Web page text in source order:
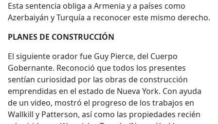
Esta sentencia obliga a Armenia y a países como
Azerbaiyán y Turquía a reconocer este mismo derecho.
PLANES DE CONSTRUCCIÓN
El siguiente orador fue Guy Pierce, del Cuerpo
Gobernante. Reconoció que todos los presentes
sentían curiosidad por las obras de construcción
emprendidas en el estado de Nueva York. Con ayuda
de un video, mostró el progreso de los trabajos en
Wallkill y Patterson, así como las propiedades recién